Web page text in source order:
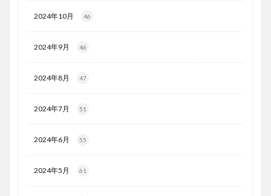
2024年10月 46
2024年9月 46
2024年8月 47
2024年7月 51
2024年6月 55
2024年5月 61